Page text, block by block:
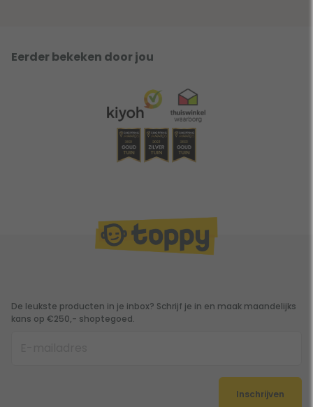
Eerder bekeken door jou
De leukste producten in je inbox? Schrijf je in en maak maandelijks
kans op €250,- shoptegoed.
Inschrijven